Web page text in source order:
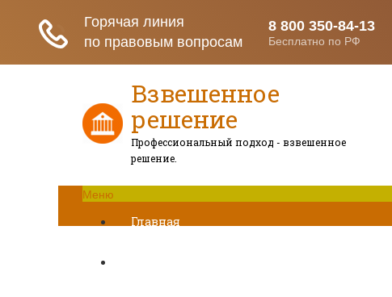
Взвешенное
решение
Профессиональный подход - взвешенное
решение.
Меню
Главная